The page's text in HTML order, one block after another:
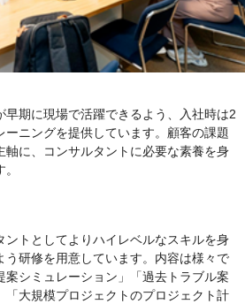
早期に現場で活躍できるよう、入社時は2
ーニングを提供しています。顧客の課題
軸に、コンサルタントに必要な素養を身
ントとしてよりハイレベルなスキルを身
う研修を用意しています。内容は様々で
案シミュレーション」「過去トラブル案
「大規模プロジェクトのプロジェクト計